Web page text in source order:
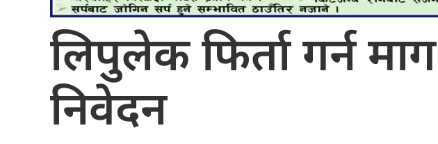
लिपुलेक फिर्ता गर्न
निवेदन